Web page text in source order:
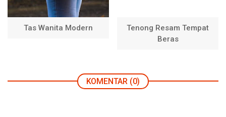
Tas Wanita Modern
Tenong Resam Tempat
Beras
KOMENTAR (0)